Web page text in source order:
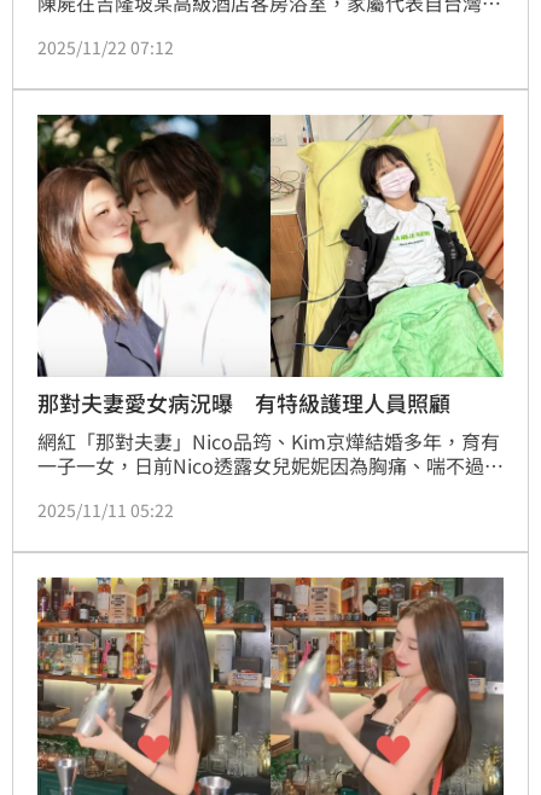
完成火化儀式。時隔6天，謝侑芯今（22）日中午回家
2025/11/22 07:12
那對夫妻愛女病況曝 有特級護理人員照顧
網紅「那對夫妻」Nico品筠、Kim京燁結婚多年，育有
一子一女，日前Nico透露女兒妮妮因為胸痛、喘不過氣
昨（10日）Nico也透露妮妮最新病況，坦言目前接受
2025/11/11 05:22